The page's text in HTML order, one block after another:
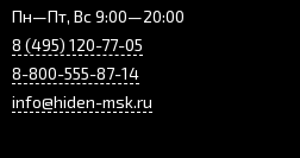
Пн—Пт, Вс 9:00—20:00
8 (495) 120-77-05
8-800-555-87-14
info@hiden-msk.ru